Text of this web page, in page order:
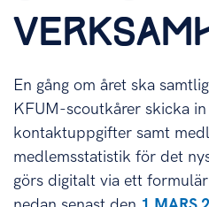
En gång om året ska
KFUM-scoutkårer skicka
kontaktuppgifter samt
medlemsstatistik för det
görs digitalt via ett